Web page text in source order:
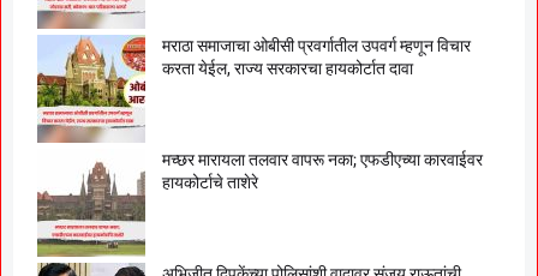
मराठा समाजाचा ओबीसी प्रवर्गातील उपवर्ग म्हणून विचार
करता येईल, राज्य सरकारचा हायकोर्टात दावा
मच्छर मारायला तलवार वापरू नका; एफडीएच्या कारवाईवर
हायकोर्टाचे ताशेरे